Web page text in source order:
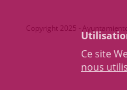
Ce site
nous
Copyright 2025 -